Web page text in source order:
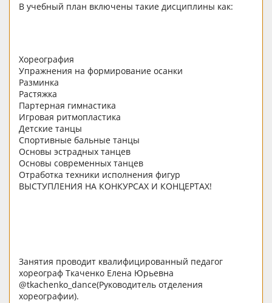
В учебный план включены такие дисциплины как:
Хореография
Упражнения на формирование осанки
Разминка
Растяжка
Партерная гимнастика
Игровая ритмопластика
Детские танцы
Спортивные бальные танцы
Основы эстрадных танцев
Основы современных танцев
Отработка техники исполнения фигур
ВЫСТУПЛЕНИЯ НА КОНКУРСАХ И КОНЦЕРТАХ!
Занятия проводит квалифицированный педагог
хореограф Ткаченко Елена Юрьевна
@tkachenko_dance(Руководитель отделения
хореографии).